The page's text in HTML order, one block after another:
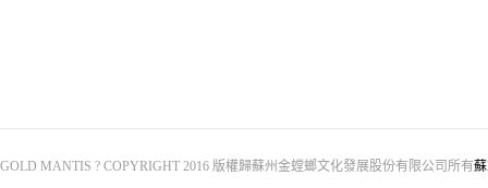
GOLD MANTIS ? COPYRIGHT 2016 版權歸蘇州金螳螂文化發展股份有限公司所有